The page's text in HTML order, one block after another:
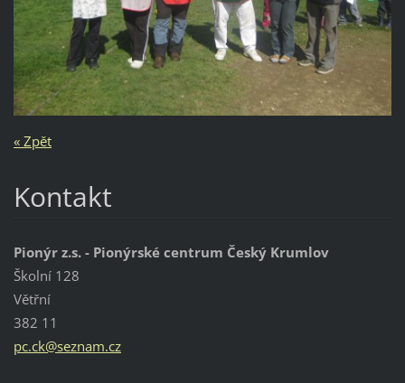
« Zpět
Kontakt
Pionýr z.s. - Pionýrské centrum Český Krumlov
Školní 128
Větřní
382 11
pc.ck@seznam.cz